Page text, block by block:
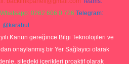
Whatsapp: 0262 606 0 726 Telegram:
@karabul
Kanun gereğince Bilgi Teknolojileri ve
onaylanmış bir Yer Sağlayıcı olarak
sitedeki içerikleri proaktif olarak